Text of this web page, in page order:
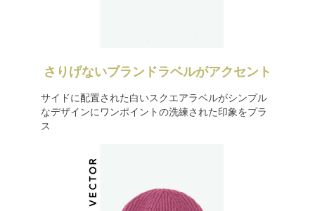
さりげないブランドラベルがアクセント
サイドに配置された白いスクエアラベルがシンプル
なデザインにワンポイントの洗練された印象をプラ
ス